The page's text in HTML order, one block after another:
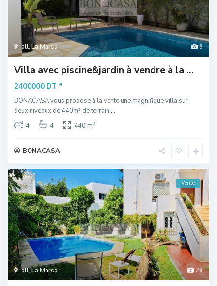
8
all, La Marsa
Villa avec piscine&jardin à vendre à la ...
2400000 DT *
BONACASA vous propose à la vente une magnifique villa sur
deux niveaux de 440m² de terrain ...
4
4 440 m2
BONACASA
28
all,La Marsa
Vente